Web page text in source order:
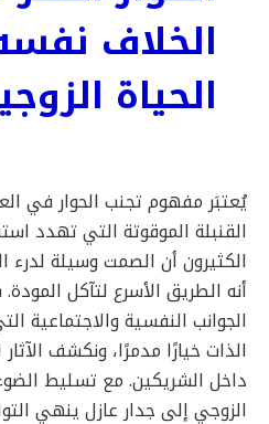
الخلاف
الحياة
يُعتبَر مفهوم تجنب الحوار في
القنبلة الموقوتة التي تهدد
الكثيرون أن الصمت وسيلة لدرء
أنه الطريق الأسرع لتآكل
الجوانب النفسية والاجتماعية
الذات خيارًا مدمرًا، ونكشف
داخل الشريكين. مع تسليط
الزوجي إلى جدار عازل ينهي